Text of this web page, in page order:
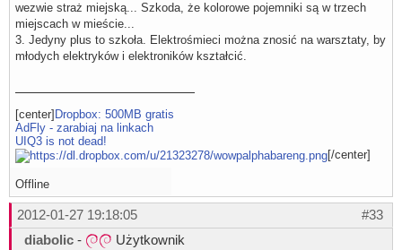
wezwie straż miejską... Szkoda, że kolorowe pojemniki są w trzech
miejscach w mieście...
3. Jedyny plus to szkoła. Elektrośmieci można znosić na warsztaty, by
młodych elektryków i elektroników kształcić.
[center] Dropbox: 500MB gratis
AdFly - zarabiaj na linkach
UIQ3 is not dead!
[/center]
Offline
#33
2012-01-27 19:18:05
diabolic - Użytkownik